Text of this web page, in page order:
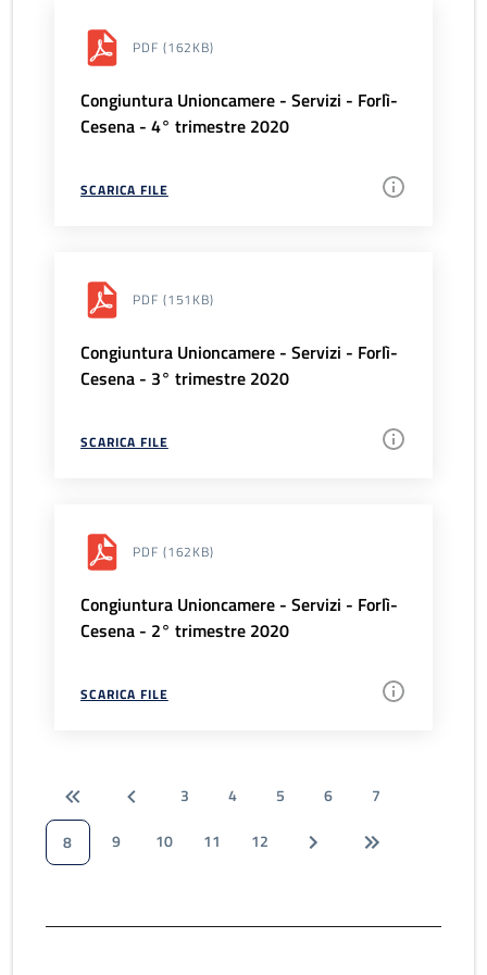
PDF (162KB)
Congiuntura Unioncamere - Servizi - Forlì-
Cesena - 4° trimestre 2020
SCARICA FILE
PDF (151KB)
Congiuntura Unioncamere - Servizi - Forlì-
Cesena - 3° trimestre 2020
SCARICA FILE
PDF (162KB)
Congiuntura Unioncamere - Servizi - Forlì-
Cesena - 2° trimestre 2020
SCARICA FILE
3 4 5 6
7
8
9 10 11 12